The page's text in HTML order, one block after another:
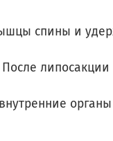
спины и
липосакции
органы